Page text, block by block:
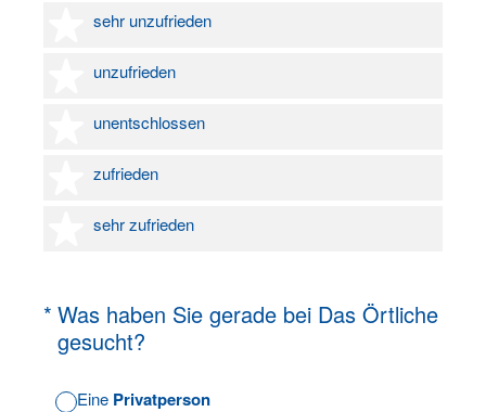
sehr unzufrieden
1 Stern
unzufrieden
2 Sterne
unentschlossen
3 Sterne
zufrieden
4 Sterne
sehr zufrieden
5 Sterne
* Was haben Sie gerade bei Das Örtliche
gesucht?
(Erforderlich.)
Eine Privatperson